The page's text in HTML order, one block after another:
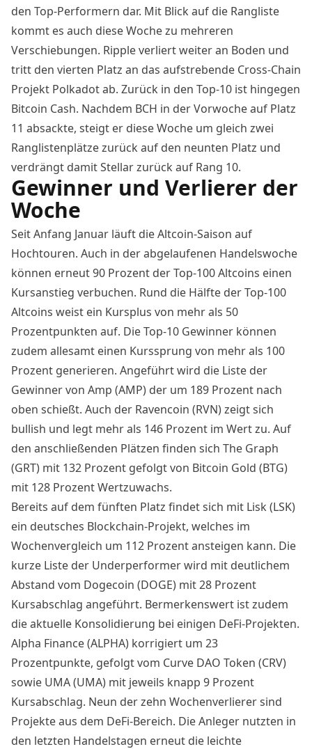
den Top-Performern dar. Mit Blick auf die Rangliste
kommt es auch diese Woche zu mehreren
Verschiebungen. Ripple verliert weiter an Boden und
tritt den vierten Platz an das aufstrebende Cross-Chain
Projekt Polkadot ab. Zurück in den Top-10 ist hingegen
Bitcoin Cash. Nachdem BCH in der Vorwoche auf Platz
11 absackte, steigt er diese Woche um gleich zwei
Ranglistenplätze zurück auf den neunten Platz und
verdrängt damit Stellar zurück auf Rang 10.
Gewinner und Verlierer der
Woche
Seit Anfang Januar läuft die Altcoin-Saison auf
Hochtouren. Auch in der abgelaufenen Handelswoche
können erneut 90 Prozent der Top-100 Altcoins einen
Kursanstieg verbuchen. Rund die Hälfte der Top-100
Altcoins weist ein Kursplus von mehr als 50
Prozentpunkten auf. Die Top-10 Gewinner können
zudem allesamt einen Kurssprung von mehr als 100
Prozent generieren. Angeführt wird die Liste der
Gewinner von Amp (AMP) der um 189 Prozent nach
oben schießt. Auch der Ravencoin (RVN) zeigt sich
bullish und legt mehr als 146 Prozent im Wert zu. Auf
den anschließenden Plätzen finden sich The Graph
(GRT) mit 132 Prozent gefolgt von Bitcoin Gold (BTG)
mit 128 Prozent Wertzuwachs.
Bereits auf dem fünften Platz findet sich mit Lisk (LSK)
ein deutsches Blockchain-Projekt, welches im
Wochenvergleich um 112 Prozent ansteigen kann. Die
kurze Liste der Underperformer wird mit deutlichem
Abstand vom Dogecoin (DOGE) mit 28 Prozent
Kursabschlag angeführt. Bermerkenswert ist zudem
die aktuelle Konsolidierung bei einigen DeFi-Projekten.
Alpha Finance (ALPHA) korrigiert um 23
Prozentpunkte, gefolgt vom Curve DAO Token (CRV)
sowie UMA (UMA) mit jeweils knapp 9 Prozent
Kursabschlag. Neun der zehn Wochenverlierer sind
Projekte aus dem DeFi-Bereich. Die Anleger nutzten in
den letzten Handelstagen erneut die leichte